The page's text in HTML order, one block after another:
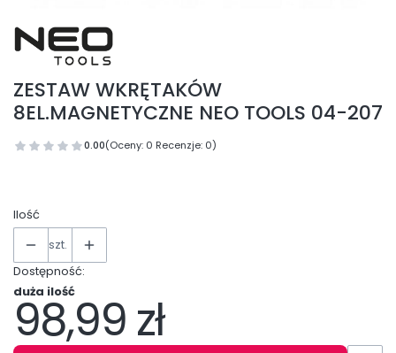
ZESTAW WKRĘTAKÓW
8EL.MAGNETYCZNE NEO TOOLS 04-207
0.00(Oceny: 0 Recenzje: 0)
Ilość
szt.
Dostępność:
duża ilość
Cena
98,99 zł